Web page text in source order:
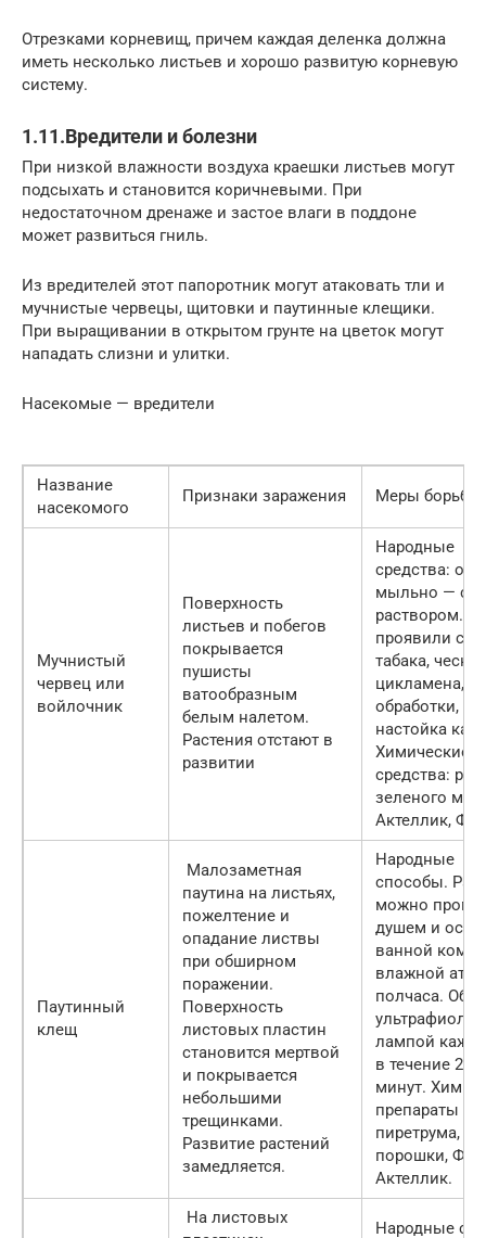
Отрезками корневищ, причем каждая деленка должна
иметь несколько листьев и хорошо развитую корневую
систему.
1.11.Вредители и болезни
При низкой влажности воздуха краешки листьев могут
подсыхать и становится коричневыми. При
недостаточном дренаже и застое влаги в поддоне
может развиться гниль.
Из вредителей этот папоротник могут атаковать тли и
мучнистые червецы, щитовки и паутинные клещики.
При выращивании в открытом грунте на цветок могут
нападать слизни и улитки.
Насекомые — вредители
Название
насекомого
Признаки заражения Меры борьбы
Мучнистый
червец или
войлочник
Поверхность
листьев и побегов
покрывается
пушисты
ватообразным
белым налетом.
Растения отстают в
развитии
Народные
средства:
мыльно —
раствором.
проявили
табака,
цикламена,
обработки,
настойка
Химические
средства:
зеленого
Актеллик,
Паутинный
клещ
Малозаметная
паутина на листьях,
пожелтение и
опадание листвы
при обширном
поражении.
Поверхность
листовых пластин
становится мертвой
и покрывается
небольшими
трещинками.
Развитие растений
замедляется.
Народные
способы.
можно
душем и
ванной
влажной
полчаса.
лампой
в течение 2
минут.
препараты
пиретрума,
порошки,
Актеллик.
На листовых
Народные